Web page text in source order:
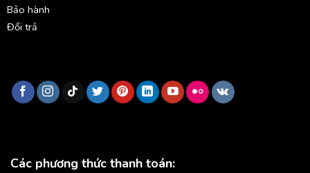
Bảo hành
Đổi trả
Các phương thức thanh toán: